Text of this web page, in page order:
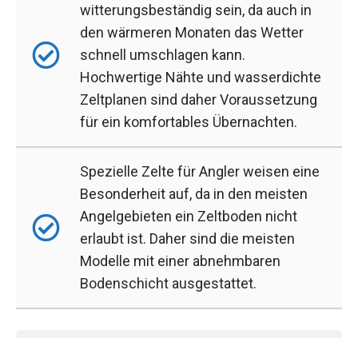
witterungsbeständig sein, da auch in
den wärmeren Monaten das Wetter
schnell umschlagen kann.
Hochwertige Nähte und wasserdichte
Zeltplanen sind daher Voraussetzung
für ein komfortables Übernachten.
Spezielle Zelte für Angler weisen eine
Besonderheit auf, da in den meisten
Angelgebieten ein Zeltboden nicht
erlaubt ist. Daher sind die meisten
Modelle mit einer abnehmbaren
Bodenschicht ausgestattet.